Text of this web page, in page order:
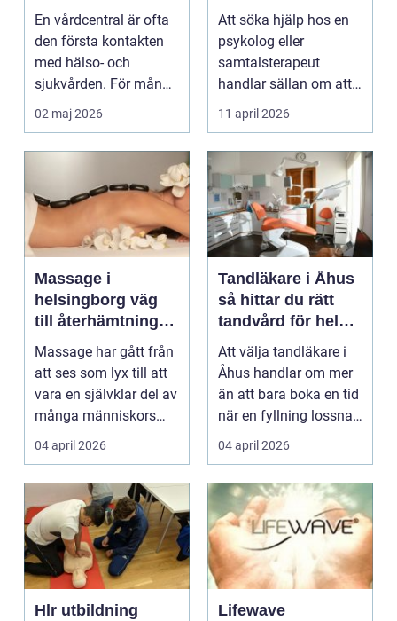
hela familjen
En vårdcentral är ofta
den första kontakten
med hälso- och
sjukvården. För många
i Svedala handlar v...
02 maj 2026
du behöver prata
med någon
Att söka hjälp hos en
psykolog eller
samtalsterapeut
handlar sällan om att
vara svag....
11 april 2026
Massage i
helsingborg väg
till återhämtning
och hållbar hälsa
Massage har gått från
att ses som lyx till att
vara en självklar del av
många människors
friskvård. ...
04 april 2026
Tandläkare i Åhus
så hittar du rätt
tandvård för hela
familjen
Att välja tandläkare i
Åhus handlar om mer
än att bara boka en tid
när en fyllning lossnar
eller en ...
04 april 2026
Hlr utbildning
Lifewave